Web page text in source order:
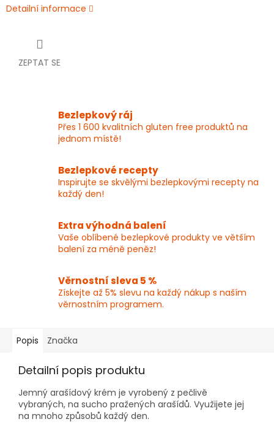
Detailní informace
ZEPTAT SE
Bezlepkový ráj
Přes 1 600 kvalitních gluten free produktů na
jednom místě!
Bezlepkové recepty
Inspirujte se skvělými bezlepkovými recepty na
každý den!
Extra výhodná balení
Vaše oblíbené bezlepkové produkty ve větším
balení za méně peněz!
Věrnostní sleva 5 %
Získejte až 5% slevu na každý nákup s naším
věrnostním programem.
Popis Značka
Detailní popis produktu
Jemný arašídový krém je vyrobený z pečlivě
vybraných, na sucho pražených arašídů. Využijete jej
na mnoho způsobů každý den.